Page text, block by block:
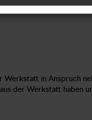
in Anspruch
der Werkstatt haben